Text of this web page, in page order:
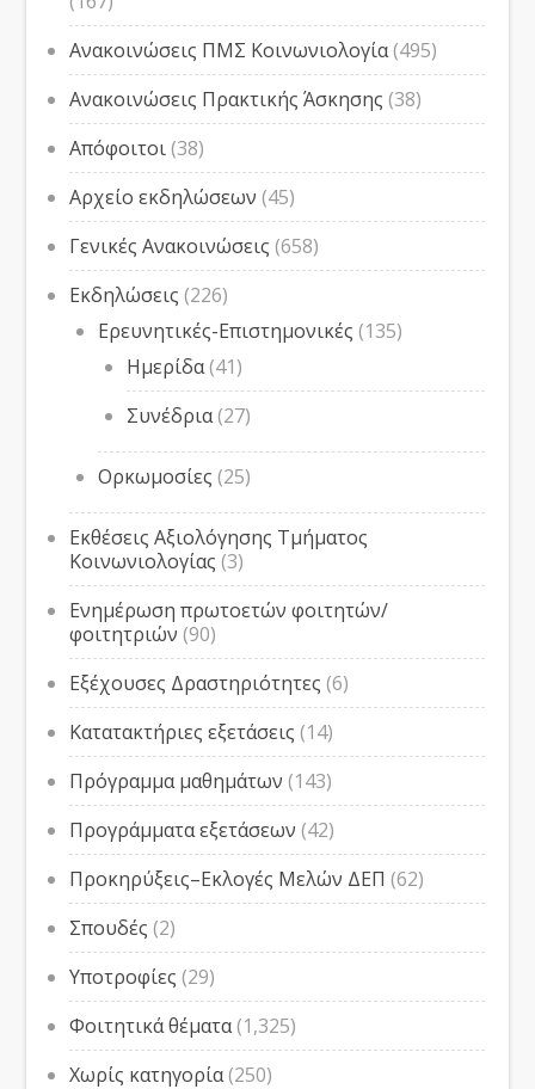
Ανακοινώσεις ΠΜΣ Κοινωνιολογία(495)
Ανακοινώσεις Πρακτικής Άσκησης (38)
Απόφοιτοι(38)
Αρχείο εκδηλώσεων (45)
Γενικές Ανακοινώσεις (658)
Εκδηλώσεις (226)
Ερευνητικές-Επιστημονικές (135)
Ημερίδα(41)
Συνέδρια(27)
Ορκωμοσίες (25)
Εκθέσεις Αξιολόγησης Τμήματος
Κοινωνιολογίας (3)
Ενημέρωση πρωτοετών φοιτητών/
φοιτητριών (90)
Εξέχουσες Δραστηριότητες (6)
Κατατακτήριες εξετάσεις (14)
Πρόγραμμα μαθημάτων (143)
Προγράμματα εξετάσεων (42)
Προκηρύξεις–Εκλογές Μελών ΔΕΠ (62)
Σπουδές (2)
Υποτροφίες (29)
Φοιτητικά θέματα(1,325)
Χωρίς κατηγορία(250)